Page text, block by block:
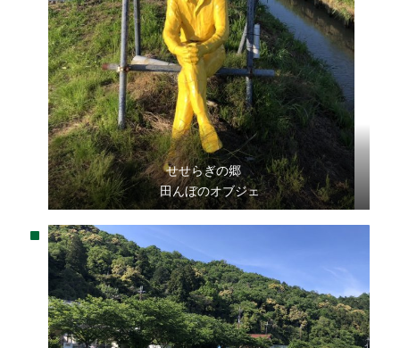
せせらぎの郷
田んぼのオブジェ